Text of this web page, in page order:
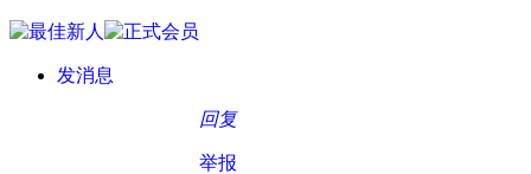
发消息
回复
举报